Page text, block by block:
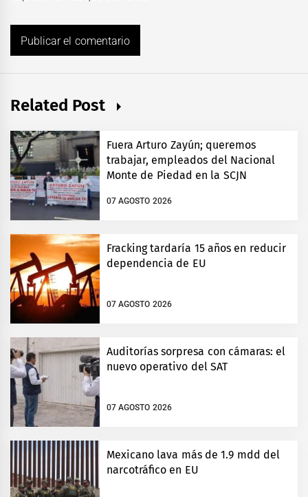
Related Post
Fuera Arturo Zayún; queremos
trabajar, empleados del Nacional
Monte de Piedad en la SCJN
07 AGOSTO 2026
Fracking tardaría 15 años en reducir
dependencia de EU
07 AGOSTO 2026
Auditorías sorpresa con cámaras: el
nuevo operativo del SAT
07 AGOSTO 2026
Mexicano lava más de 1.9 mdd del
narcotráfico en EU